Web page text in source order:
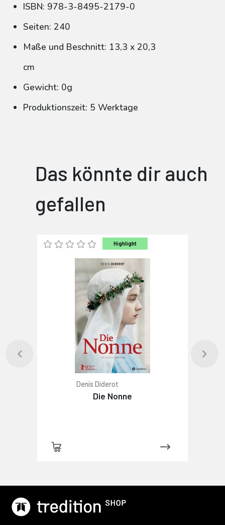
ISBN: 978-3-8495-2179-0
Seiten: 240
Maße und Beschnitt: 13,3 x 20,3
cm
Gewicht: 0g
Produktionszeit: 5 Werktage
Das könnte dir auch
gefallen
Highlight
Denis Diderot
Die Nonne